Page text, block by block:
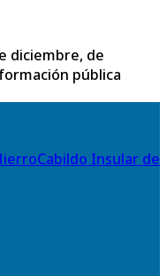
diciembre, de
pública
Cabildo Insular de